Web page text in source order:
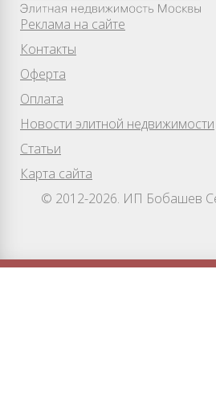
Реклама на сайте
Контакты
Оферта
Оплата
Новости элитной недвижимости
Статьи
Карта сайта
© 2012-2026. ИП Бобашев